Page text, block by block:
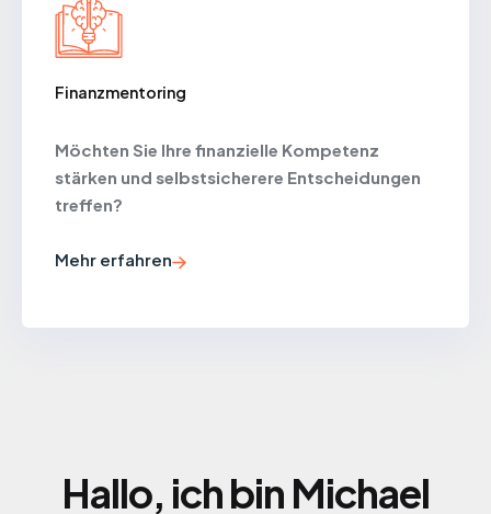
Finanzmentoring
Möchten Sie Ihre finanzielle Kompetenz
stärken und selbstsicherere Entscheidungen
treffen?
Mehr erfahren
Hallo, ich bin Michael